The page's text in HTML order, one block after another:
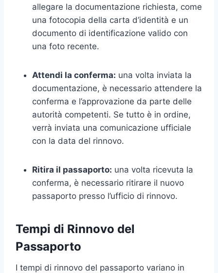
allegare la documentazione richiesta, come
una fotocopia della carta d’identità e un
documento di identificazione valido con
una foto recente.
Attendi la conferma: una volta inviata la
documentazione, è necessario attendere la
conferma e l’approvazione da parte delle
autorità competenti. Se tutto è in ordine,
verrà inviata una comunicazione ufficiale
con la data del rinnovo.
Ritira il passaporto: una volta ricevuta la
conferma, è necessario ritirare il nuovo
passaporto presso l’ufficio di rinnovo.
Tempi di Rinnovo del
Passaporto
I tempi di rinnovo del passaporto variano in